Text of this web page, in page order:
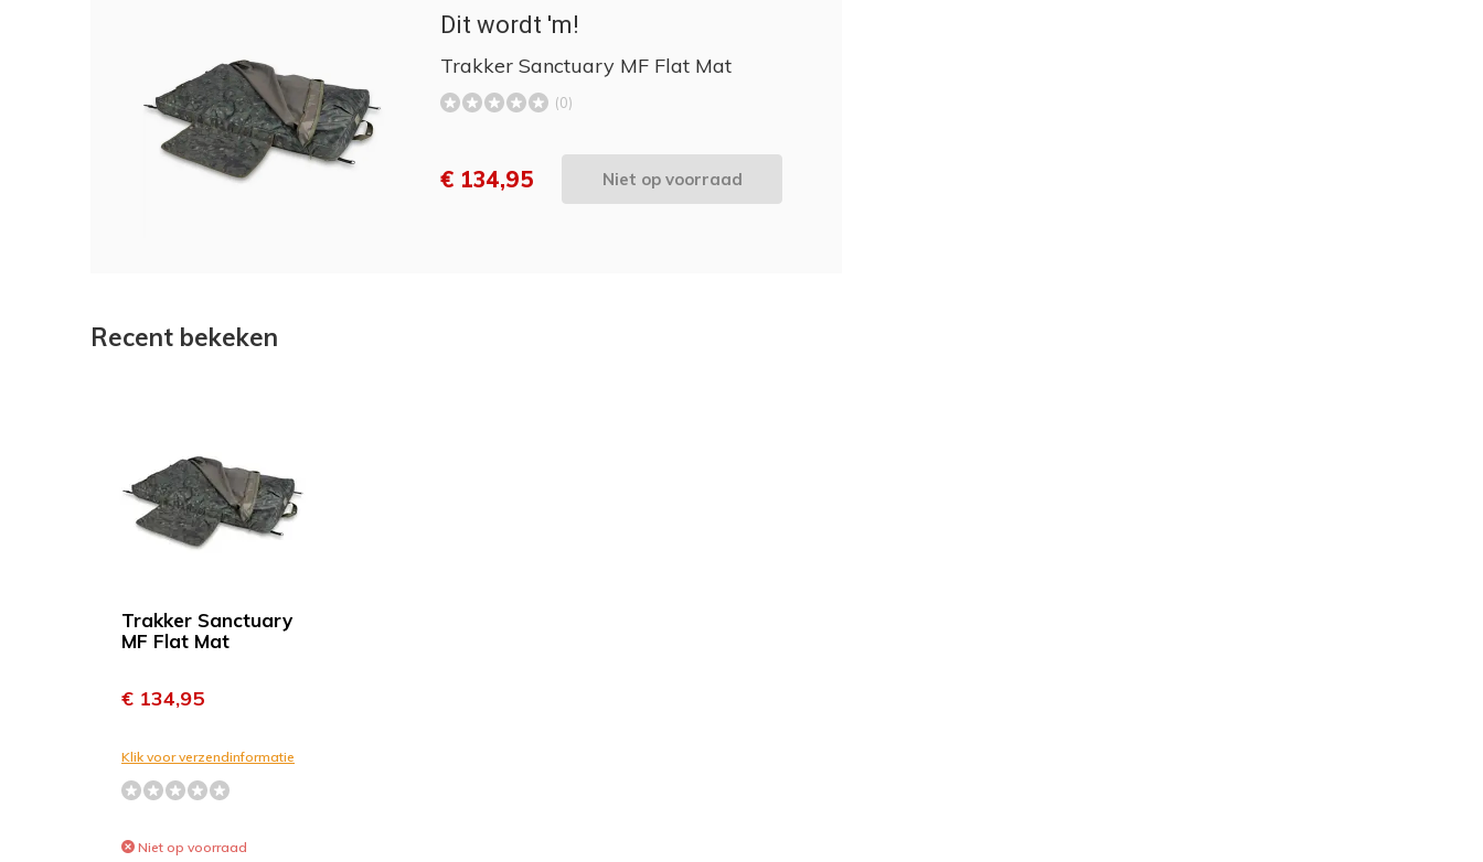
Dit wordt 'm!
Trakker Sanctuary MF Flat Mat
(0)
€ 134,95 Niet op voorraad
Recent bekeken
Trakker Sanctuary
MF Flat Mat
€ 134,95
Klik voor verzendinformatie
Niet op voorraad